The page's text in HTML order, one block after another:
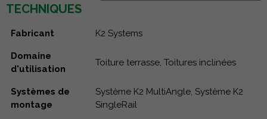
TECHNIQUES
Fabricant K2 Systems
Domaine
d'utilisation
Toiture terrasse, Toitures inclinées
Systèmes de
montage
Système K2 MultiAngle, Système K2
SingleRail